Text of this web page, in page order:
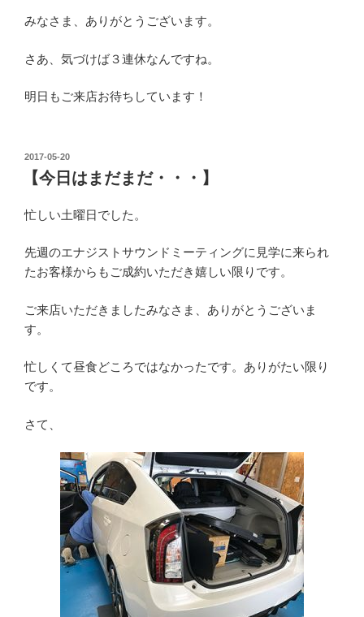
みなさま、ありがとうございます。
さあ、気づけば３連休なんですね。
明日もご来店お待ちしています！
投
稿
日:
2017-05-20
【今日はまだまだ・・・】
忙しい土曜日でした。
先週のエナジストサウンドミーティングに見学に来られ
たお客様からもご成約いただき嬉しい限りです。
ご来店いただきましたみなさま、ありがとうございま
す。
忙しくて昼食どころではなかったです。ありがたい限り
です。
さて、